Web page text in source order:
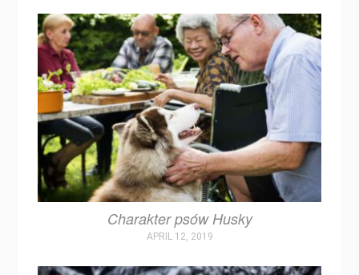
Charakter psów Husky
APRIL 12, 2019